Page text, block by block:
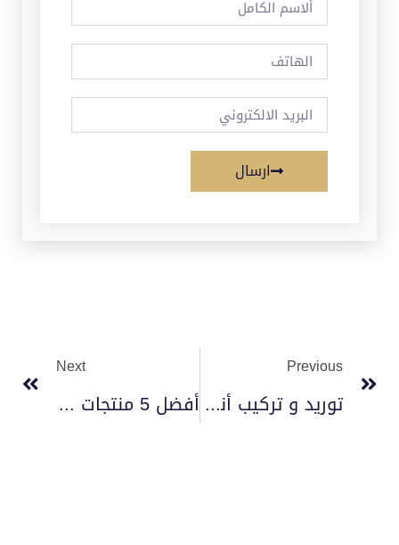
ارسال
Previous
توريد و تركيب أنظمة الإنذار والإطفاء 2023
Next
أفضل 5 منتجات كاميرات DAHUA